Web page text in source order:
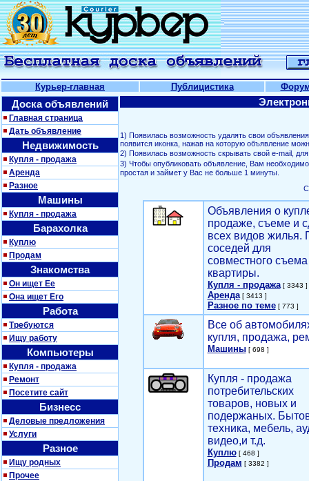
Курьер-главная Публицистика
Доска объявлений
Главная страница
Дать объявление
Недвижимость
Купля - продажа
Аренда
Разное
Машины
Купля - продажа
Барахолка
Куплю
Продам
Знакомства
Он ищет Ее
Она ищет Его
Работа
Требуются
Ищу работу
Компьютеры
Купля - продажа
Ремонт
Посетите сайт
Бизнесс
Деловые предложения
Услуги
Разное
Ищу родных
Прочее
1) Появилась возможность удалять свои
появится иконка, нажав на которую объявление
2) Появилась возможность скрывать свой е-mail,
3) Чтобы опубликовать объявление, Вам
простая и займет у Вас не больше 1 минуты.
Объявления о
продаже, съеме и
всех видов жилья.
соседей для
совместного съема
квартиры.
Купля - продажа[ 3343 ]
Аренда[ 3413 ]
Разное по теме[ 773 ]
Все об
купля, продажа,
Машины[ 698 ]
Купля - продажа
потребительских
товаров, новых и
подержаных.
техника, мебель,
видео,и т.д.
Куплю[ 468 ]
Продам [ 3382 ]